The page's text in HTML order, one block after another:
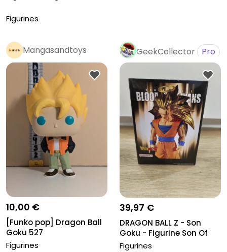
Figurines
Mangasandtoys
Pro
10,00 €
[Funko pop] Dragon Ball
Goku 527
Figurines
GeekCollector Pro
39,97 €
DRAGON BALL Z - Son
Goku - Figurine Son Of
Saiyans...
Figurines